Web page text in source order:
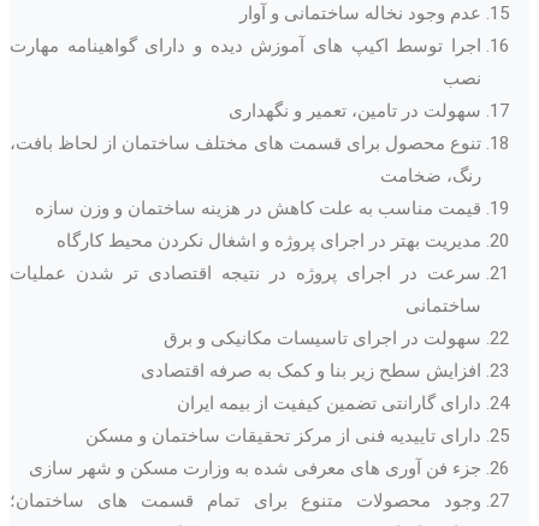
عدم وجود نخاله ساختمانی و آوار
اجرا توسط اکیپ های آموزش دیده و دارای گواهینامه مهارت
نصب
سهولت در تامین، تعمیر و نگهداری
تنوع محصول برای قسمت های مختلف ساختمان از لحاظ بافت،
رنگ، ضخامت
قیمت مناسب به علت کاهش در هزینه ساختمان و وزن سازه
مدیریت بهتر در اجرای پروژه و اشغال نکردن محیط کارگاه
سرعت در اجرای پروژه در نتیجه اقتصادی تر شدن عملیات
ساختمانی
سهولت در اجرای تاسیسات مکانیکی و برق
افزایش سطح زیر بنا و کمک به صرفه اقتصادی
دارای گارانتی تضمین کیفیت از بیمه ایران
دارای تاییدیه فنی از مرکز تحقیقات ساختمان و مسکن
جزء فن آوری های معرفی شده به وزارت مسکن و شهر سازی
وجود محصولات متنوع برای تمام قسمت های ساختمان؛